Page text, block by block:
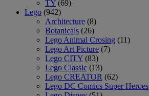
TY (69)
Lego (942)
Architecture (8)
Botanicals (26)
Lego Animal Crosing (11)
Lego Art Picture (7)
Lego CITY (83)
Lego Classic (13)
Lego CREATOR (62)
Lego DC Comics Super Heroes